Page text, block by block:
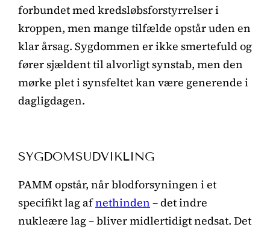
forbundet med kredsløbsforstyrrelser i
kroppen, men mange tilfælde opstår uden en
klar årsag. Sygdommen er ikke smertefuld og
fører sjældent til alvorligt synstab, men den
mørke plet i synsfeltet kan være generende i
dagligdagen.
SYGDOMSUDVIKLING
PAMM opstår, når blodforsyningen i et
specifikt lag afnethinden – det indre
nukleære lag – bliver midlertidigt nedsat. Det